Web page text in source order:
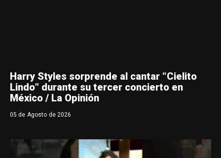
Harry Styles sorprende al cantar “Cielito
Lindo” durante su tercer concierto en
México / La Opinión
05 de Agosto de 2026